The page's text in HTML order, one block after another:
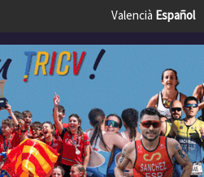
Valencià Español